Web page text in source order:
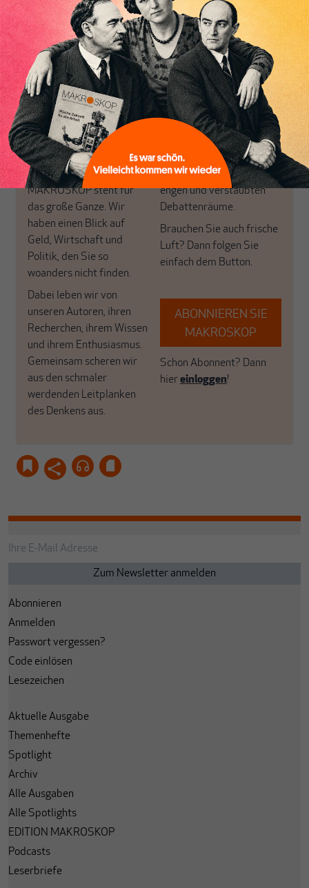
von allein!
Nur für Abonnenten
MAKROSKOP analysiert
wirtschaftspolitische
Themen aus einer
postkeynesianischen
Perspektive und ist damit
in Deutschland einzigartig.
MAKROSKOP steht für
das große Ganze. Wir
haben einen Blick auf
Geld, Wirtschaft und
Politik, den Sie so
woanders nicht finden.
Dabei leben wir von
unseren Autoren, ihren
Recherchen, ihrem Wissen
und ihrem Enthusiasmus.
Gemeinsam scheren wir
aus den schmaler
werdenden Leitplanken
des Denkens aus.
Wir verlassen die
journalistische Filterblase,
in der sich viele
eingerichtet haben. Wir
öffnen Fenster und
bringen frische Luft in die
engen und verstaubten
Debattenräume.
Brauchen Sie auch frische
Luft? Dann folgen Sie
einfach dem Button.
ABONNIEREN SIE
MAKROSKOP
Schon Abonnent? Dann
hiereinloggen!
Abonnieren
Anmelden
Passwort vergessen?
Code einlösen
Lesezeichen
Aktuelle Ausgabe
Themenhefte
Spotlight
Archiv
Alle Ausgaben
Alle Spotlights
EDITION MAKROSKOP
Podcasts
Leserbriefe